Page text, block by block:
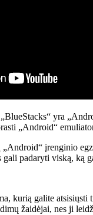
„BlueStacks“ yra
„Android“
„Android“ įrenginio
padaryti viską, ką
kurią galite
žaidėjai, nes ji